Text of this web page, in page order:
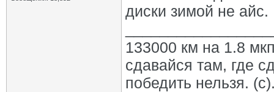
диски зимой не айс.
133000 км на 1.8
сдавайся там, где
победить нельзя.